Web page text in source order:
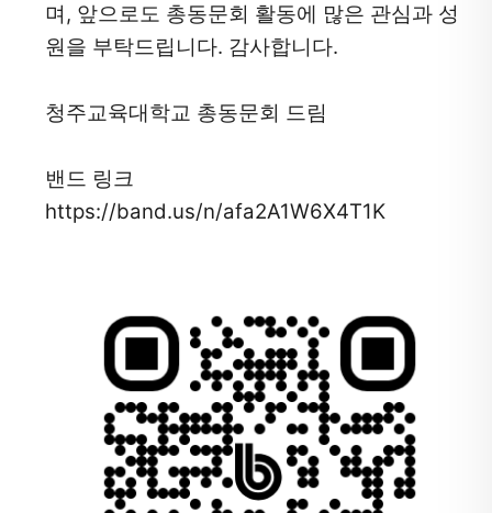
며, 앞으로도 총동문회 활동에 많은 관심과 성
원을 부탁드립니다. 감사합니다.
청주교육대학교 총동문회 드림
https://band.us/n/afa2A1W6X4T1K